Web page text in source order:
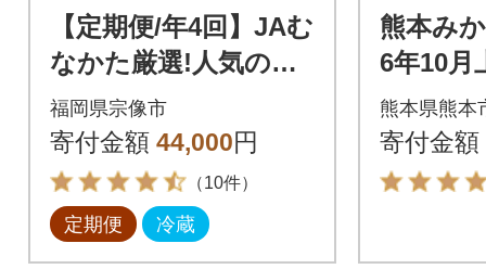
【定期便/年4回】JAむ
なかた厳選!人気のフ
ルーツ定期便【ほた
るの里】_HB0140
福岡県宗像市
寄付金額 44,000円
（10件）
定期便 冷蔵
熊本み
6年10月
年2月下
熊本県熊本
寄付金額